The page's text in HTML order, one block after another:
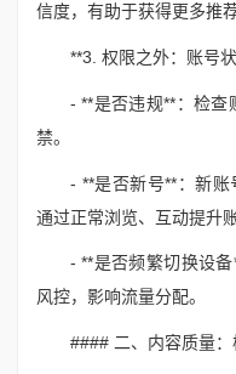
信度，有助于获得更多推荐
**3. 权限之外：账号
- **是否违规**：检查
禁。
- **是否新号**：新账
通过正常浏览、互动提升
- **是否频繁切换设
风控，影响流量分配。
#### 二、内容质量